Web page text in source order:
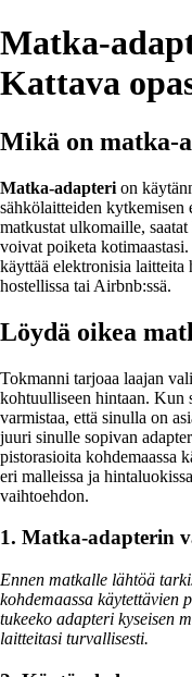
Matka-
Kattava
Mikä on matka-
Matka-adapteri on
sähkölaitteiden
matkustat ulkomaille,
voivat poiketa
käyttää elektronisia laitteita
hostellissa tai Airbnb:ssä.
Löydä oikea
Tokmanni tarjoaa laajan
kohtuulliseen hintaan. Kun
varmistaa, että sinulla on
juuri sinulle sopivan
pistorasioita kohdemaassa
eri malleissa ja
vaihtoehdon.
1. Matka-adapterin
Ennen matkalle lähtöä
kohdemaassa käytettävien
tukeeko adapteri kyseisen
laitteitasi turvallisesti.